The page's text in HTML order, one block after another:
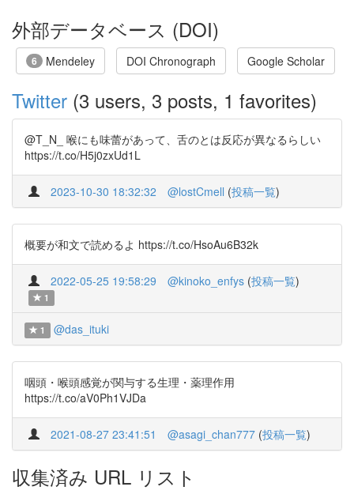
外部データベース (DOI)
6 Mendeley DOI Chronograph Google Scholar
Twitter (3 users, 3 posts, 1 favorites)
@T_N_ 喉にも味蕾があって、舌のとは反応が異なるらしい
https://t.co/H5j0zxUd1L
2023-10-30 18:32:32 @lostCmell (投稿一覧)
概要が和文で読めるよ https://t.co/HsoAu6B32k
2022-05-25 19:58:29 @kinoko_enfys (投稿一覧)
1
1 @das_ituki
咽頭・喉頭感覚が関与する生理・薬理作用
https://t.co/aV0Ph1VJDa
2021-08-27 23:41:51 @asagi_chan777 (投稿一覧)
収集済み URL リスト